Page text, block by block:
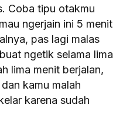
Coba tipu otakmu
ngerjain ini 5 menit
pas lagi malas
ngetik selama lima
lima menit berjalan,
kamu malah
karena sudah